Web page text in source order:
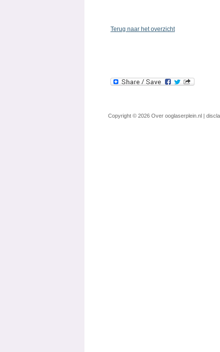
Terug naar het overzicht
Copyright © 2026 Over ooglaserplein.nl |